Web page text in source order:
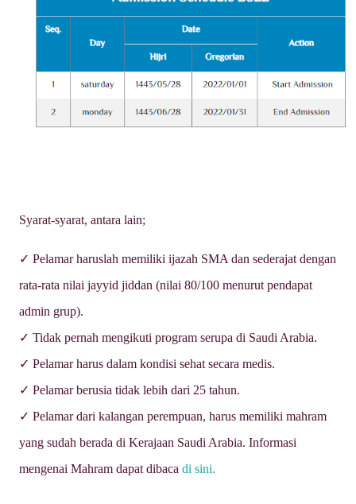
Syarat-syarat, antara lain;
✓ Pelamar haruslah memiliki ijazah SMA dan sederajat dengan
rata-rata nilai jayyid jiddan (nilai 80/100 menurut pendapat
admin grup).
✓ Tidak pernah mengikuti program serupa di Saudi Arabia.
✓ Pelamar harus dalam kondisi sehat secara medis.
✓ Pelamar berusia tidak lebih dari 25 tahun.
✓ Pelamar dari kalangan perempuan, harus memiliki mahram
yang sudah berada di Kerajaan Saudi Arabia. Informasi
mengenai Mahram dapat dibaca di sini.